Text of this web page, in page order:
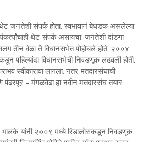
जनतेशी संपर्क होता. स्वभावानं बेधडक असलेल्या
थेट संपर्क असायचा. जनतेशी दांडगा
तीन वेळा ते विधानसभेत पोहोचले होते. २००४
पहिल्यांदा विधानसभेची निवडणूक लढवली होती.
स्वीकारावा लागला. नंतर मतदारसंघाची
पंढरपूर – मंगळवेढा हा नवीन मतदारसंघ तयार
भालके यांनी २००९ मध्ये रिडालोसकडून निवडणूक